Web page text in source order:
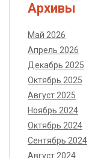
Архивы
Май 2026
Апрель 2026
Декабрь 2025
Октябрь 2025
Август 2025
Ноябрь 2024
Октябрь 2024
Сентябрь 2024
Август 2024